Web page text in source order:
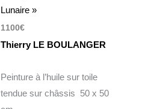
Lunaire »
1100€
Thierry LE BOULANGER
Peinture à l’huile sur toile
tendue sur châssis 50 x 50